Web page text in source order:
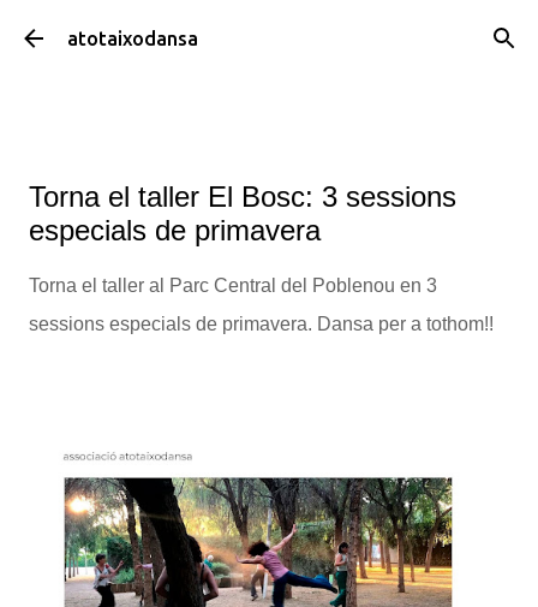
atotaixodansa
Torna el taller El Bosc: 3 sessions
especials de primavera
Torna el taller al Parc Central del Poblenou en 3
sessions especials de primavera. Dansa per a tothom!!